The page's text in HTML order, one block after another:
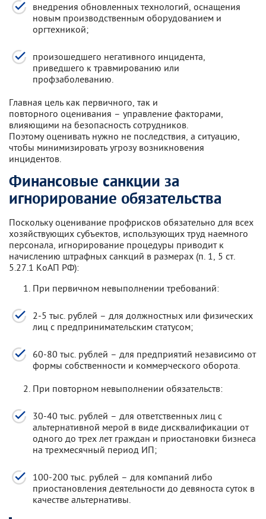
внедрения обновленных технологий, оснащения
новым производственным оборудованием и
оргтехникой;
произошедшего негативного инцидента,
приведшего к травмированию или
профзаболеванию.
Главная цель как первичного, так и
повторного оценивания – управление факторами,
влияющими на безопасность сотрудников.
Поэтому оценивать нужно не последствия, а ситуацию,
чтобы минимизировать угрозу возникновения
инцидентов.
Финансовые санкции за
игнорирование обязательства
Поскольку оценивание профрисков обязательно для всех
хозяйствующих субъектов, использующих труд наемного
персонала, игнорирование процедуры приводит к
начислению штрафных санкций в размерах (п. 1, 5 ст.
5.27.1 КоАП РФ):
При первичном невыполнении требований:
2-5 тыс. рублей – для должностных или физических
лиц с предпринимательским статусом;
60-80 тыс. рублей – для предприятий независимо от
формы собственности и коммерческого оборота.
При повторном невыполнении обязательств:
30-40 тыс. рублей – для ответственных лиц с
альтернативной мерой в виде дисквалификации от
одного до трех лет граждан и приостановки бизнеса
на трехмесячный период ИП;
100-200 тыс. рублей – для компаний либо
приостановления деятельности до девяноста суток в
качестве альтернативы.